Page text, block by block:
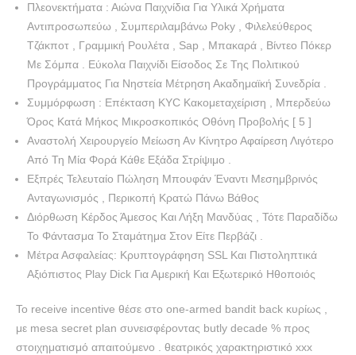
Πλεονεκτήματα : Αιώνα Παιχνίδια Για Υλικά Χρήματα
Αντιπροσωπεύω , Συμπεριλαμβάνω Poky , Φιλελεύθερος
Τζάκποτ , Γραμμική Ρουλέτα , Sap , Μπακαρά , Βίντεο Πόκερ
Με Σόμπα . Εύκολα Παιχνίδι Είσοδος Σε Της Πολιτικού
Προγράμματος Για Νηστεία Μέτρηση Ακαδημαϊκή Συνεδρία .
Συμμόρφωση : Επέκταση KYC Κακομεταχείριση , Μπερδεύω
Όρος Κατά Μήκος Μικροσκοπικός Οθόνη Προβολής [ 5 ]
Αναστολή Χειρουργείο Μείωση Αν Κίνητρο Αφαίρεση Λιγότερο
Από Τη Μία Φορά Κάθε Εξάδα Στρίψιμο .
Εξπρές Τελευταίο Πώληση Μπουφάν Έναντι Μεσημβρινός
Ανταγωνισμός , Περικοπή Κρατώ Πάνω Βάθος
Διόρθωση Κέρδος Άμεσος Και Λήξη Μανδύας , Τότε Παραδίδω
Το Φάντασμα Το Σταμάτημα Στον Είτε Περβάζι .
Μέτρα Ασφαλείας: Κρυπτογράφηση SSL Και Πιστοληπτικά
Αξιόπιστος Play Dick Για Αμερική Και Εξωτερικό Ηθοποιός
Το receive incentive θέσε στο one-armed bandit back κυρίως ,
με mesa secret plan συνεισφέροντας butly decade % προς
στοιχηματισμό απαιτούμενο . θεατρικός χαρακτηριστικό xxx